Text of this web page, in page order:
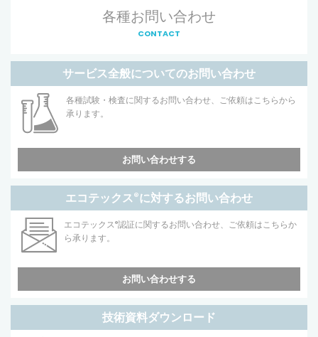
各種お問い合わせ
CONTACT
サービス全般についてのお問い合わせ
各種試験・検査に関するお問い合わせ、ご依頼はこちらから
承ります。
お問い合わせする
エコテックス®に対するお問い合わせ
エコテックス®認証に関するお問い合わせ、ご依頼はこちらか
ら承ります。
お問い合わせする
技術資料ダウンロード